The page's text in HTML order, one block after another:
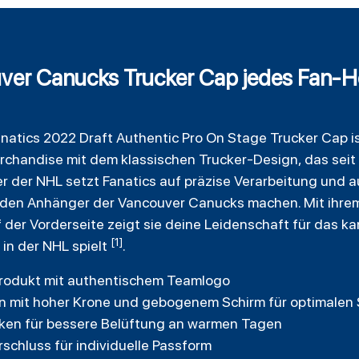
Canucks Trucker Cap jedes Fan-
2022 Draft Authentic Pro On Stage Trucker Cap
mit dem klassischen Trucker-Design, das
der NHL setzt Fanatics auf präzise Verarbeitung und
Anhänger der Vancouver Canucks machen. Mit
Vorderseite zeigt sie deine Leidenschaft für das
der NHL spielt [1].
mit authentischem Teamlogo
mit hoher Krone und gebogenem Schirm für
für bessere Belüftung an warmen Tagen
für individuelle Passform